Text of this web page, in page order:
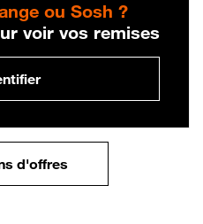
ou Sosh ?
voir vos remises
d'offres